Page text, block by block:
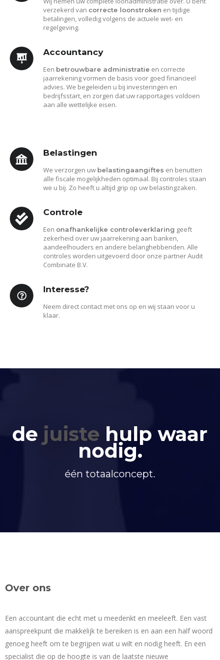
verzekerd van correcte loonstroken en tijdige
betalingen, volledig volgens de actuele wet- en
regelgeving.
Accountancy
Een betrouwbare administratie en correcte
jaarrekening vormen de basis voor goed financieel
advies. We begeleiden u bij investeringen en
bedrijfsstart, en zorgen dat uw rapportages voldoen
aan alle wettelijke eisen.
Belastingen
We verzorgen uw belastingaangiftes en benutten
alle fiscale mogelijkheden optimaal. Bij controles staan
we u bij. Zo heeft u altijd grip op uw belastingzaken.
Controle
Een onafhankelijke controleverklaring geeft
zekerheid over uw jaarrekening aan banken,
aandeelhouders en andere belanghebbenden. Alle
controles worden uitgevoerd door onze partner Audit
Combinate B.V.
Interesse?
Neem direct contact met ons op en wij staan voor u
klaar.
de juiste hulp waar
nodig.
één totaalconcept.
Over ons
Een accountant die echt met u meedenkt en meeleeft. Een vast
aanspreekpunt die makkelijk te bereiken is en aan een half woord
genoeg heeft om te begrijpen wat u wilt en nodig heeft. En een
specialist die op de hoogte is van de laatste nieuwe